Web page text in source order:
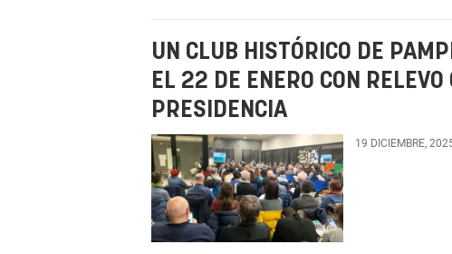
UN CLUB HISTÓRICO DE
EL 22 DE ENERO CON
PRESIDENCIA
19 DICIEMBRE,